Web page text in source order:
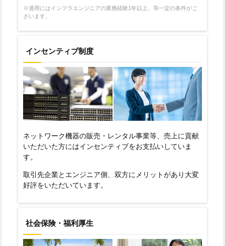
※適用にはインフラエンジニアの業務経験1年以上、等一定の条件がご
ざいます。
インセンティブ制度
ネットワーク機器の販売・レンタル事業等、売上に貢献
いただいた方にはインセンティブをお支払いしていま
す。
取引先企業とエンジニア側、双方にメリットがあり大変
好評をいただいています。
社会保険・福利厚生